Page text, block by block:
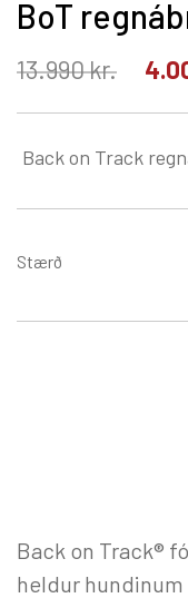
BoT
13.990kr.
Back on Track
Stærð
Back on Track®
heldur